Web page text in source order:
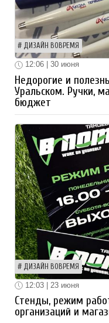
ДИЗАЙН ВОВРЕМЯ
12:06 | 30 июня
Недорогие и
Уральском. Ручки,
бюджет
ДИЗАЙН ВОВРЕМЯ
12:03 | 23 июня
Стенды, режим
организаций и